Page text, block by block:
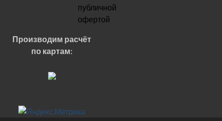
публичной
офертой
Производим расчёт
по картам: